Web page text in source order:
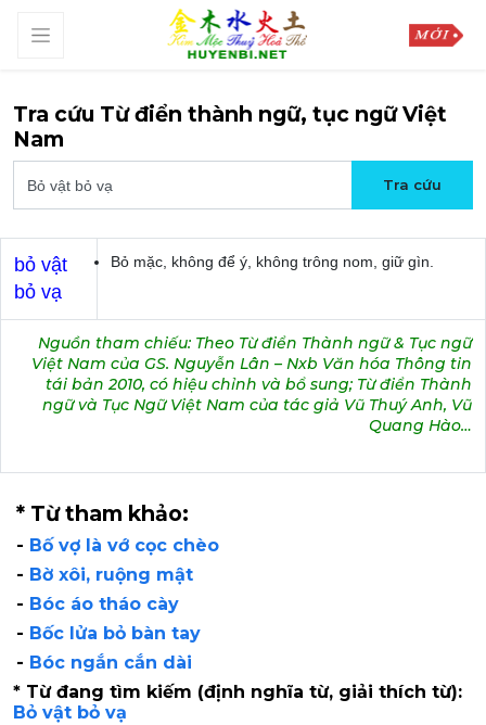
Tra cứu Từ điển thành ngữ, tục ngữ Việt
Nam
bỏ vật
bỏ vạ
Bỏ mặc, không để ý, không trông nom, giữ gìn.
Nguồn tham chiếu: Theo Từ điển Thành ngữ & Tục ngữ
Việt Nam của GS. Nguyễn Lân – Nxb Văn hóa Thông tin
tái bản 2010, có hiệu chỉnh và bổ sung; Từ điển Thành
ngữ và Tục Ngữ Việt Nam của tác giả Vũ Thuý Anh, Vũ
Quang Hào…
* Từ tham khảo:
- Bố vợ là vớ cọc chèo
- Bờ xôi, ruộng mật
- Bóc áo tháo cày
- Bốc lửa bỏ bàn tay
- Bóc ngắn cắn dài
* Từ đang tìm kiếm (định nghĩa từ, giải thích từ):
Bỏ vật bỏ vạ